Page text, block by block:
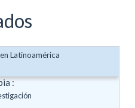
:
Latinoamérica